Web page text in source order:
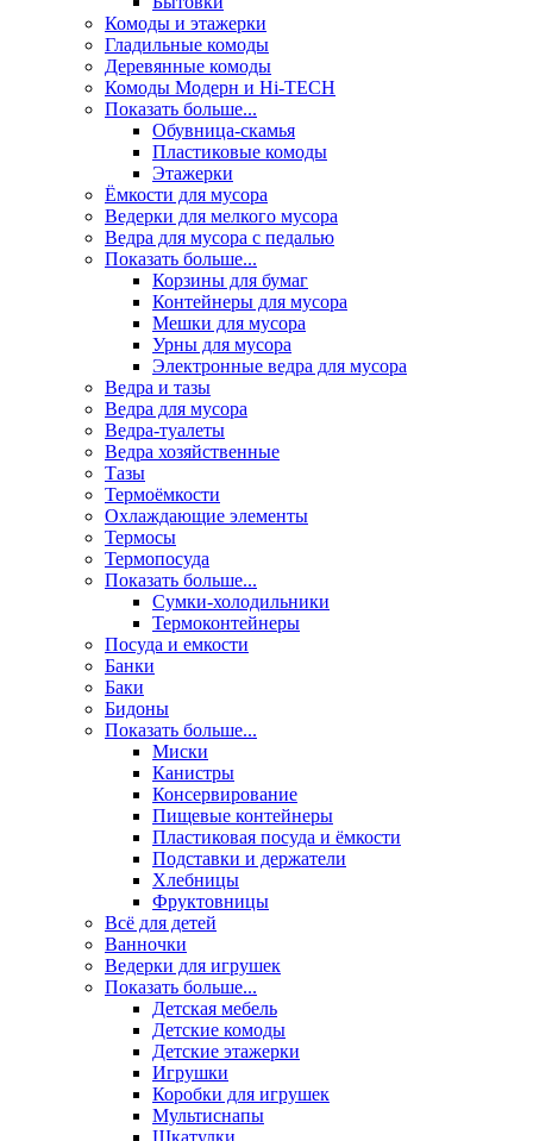
Комоды и этажерки
Гладильные комоды
Деревянные комоды
Комоды Модерн и Hi-TECH
Показать больше...
Обувница-скамья
Пластиковые комоды
Этажерки
Ёмкости для мусора
Ведерки для мелкого мусора
Ведра для мусора с педалью
Показать больше...
Корзины для бумаг
Контейнеры для мусора
Мешки для мусора
Урны для мусора
Электронные ведра для мусора
Ведра и тазы
Ведра для мусора
Ведра-туалеты
Ведра хозяйственные
Тазы
Термоёмкости
Охлаждающие элементы
Термосы
Термопосуда
Показать больше...
Сумки-холодильники
Термоконтейнеры
Посуда и емкости
Банки
Баки
Бидоны
Показать больше...
Миски
Канистры
Консервирование
Пищевые контейнеры
Пластиковая посуда и ёмкости
Подставки и держатели
Хлебницы
Фруктовницы
Всё для детей
Ванночки
Ведерки для игрушек
Показать больше...
Детская мебель
Детские комоды
Детские этажерки
Игрушки
Коробки для игрушек
Мультиснапы
Шкатулки